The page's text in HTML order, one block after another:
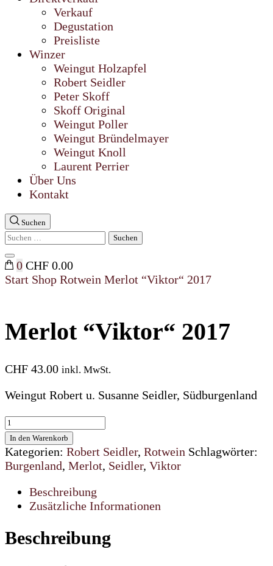
Verkauf
Degustation
Preisliste
Winzer
Weingut Holzapfel
Robert Seidler
Peter Skoff
Skoff Original
Weingut Poller
Weingut Bründelmayer
Weingut Knoll
Laurent Perrier
Über Uns
Kontakt
Suchen
Suchen
Suche
schließen
0 CHF 0.00
Start Shop Rotwein Merlot “Viktor“ 2017
Merlot “Viktor“ 2017
CHF 43.00 inkl. MwSt.
Weingut Robert u. Susanne Seidler, Südburgenland
Merlot
“Viktor“
2017
Menge
In den Warenkorb
Kategorien: Robert Seidler, Rotwein Schlagwörter:
Burgenland, Merlot, Seidler, Viktor
Beschreibung
Zusätzliche Informationen
Beschreibung